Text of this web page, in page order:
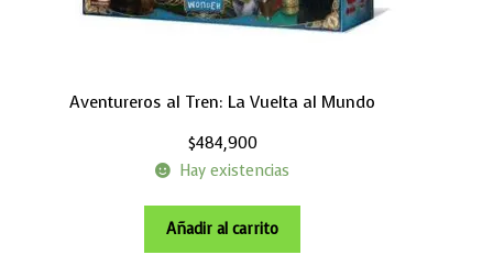
Aventureros al Tren: La Vuelta al Mundo
$484,900
Hay existencias
Añadir al carrito